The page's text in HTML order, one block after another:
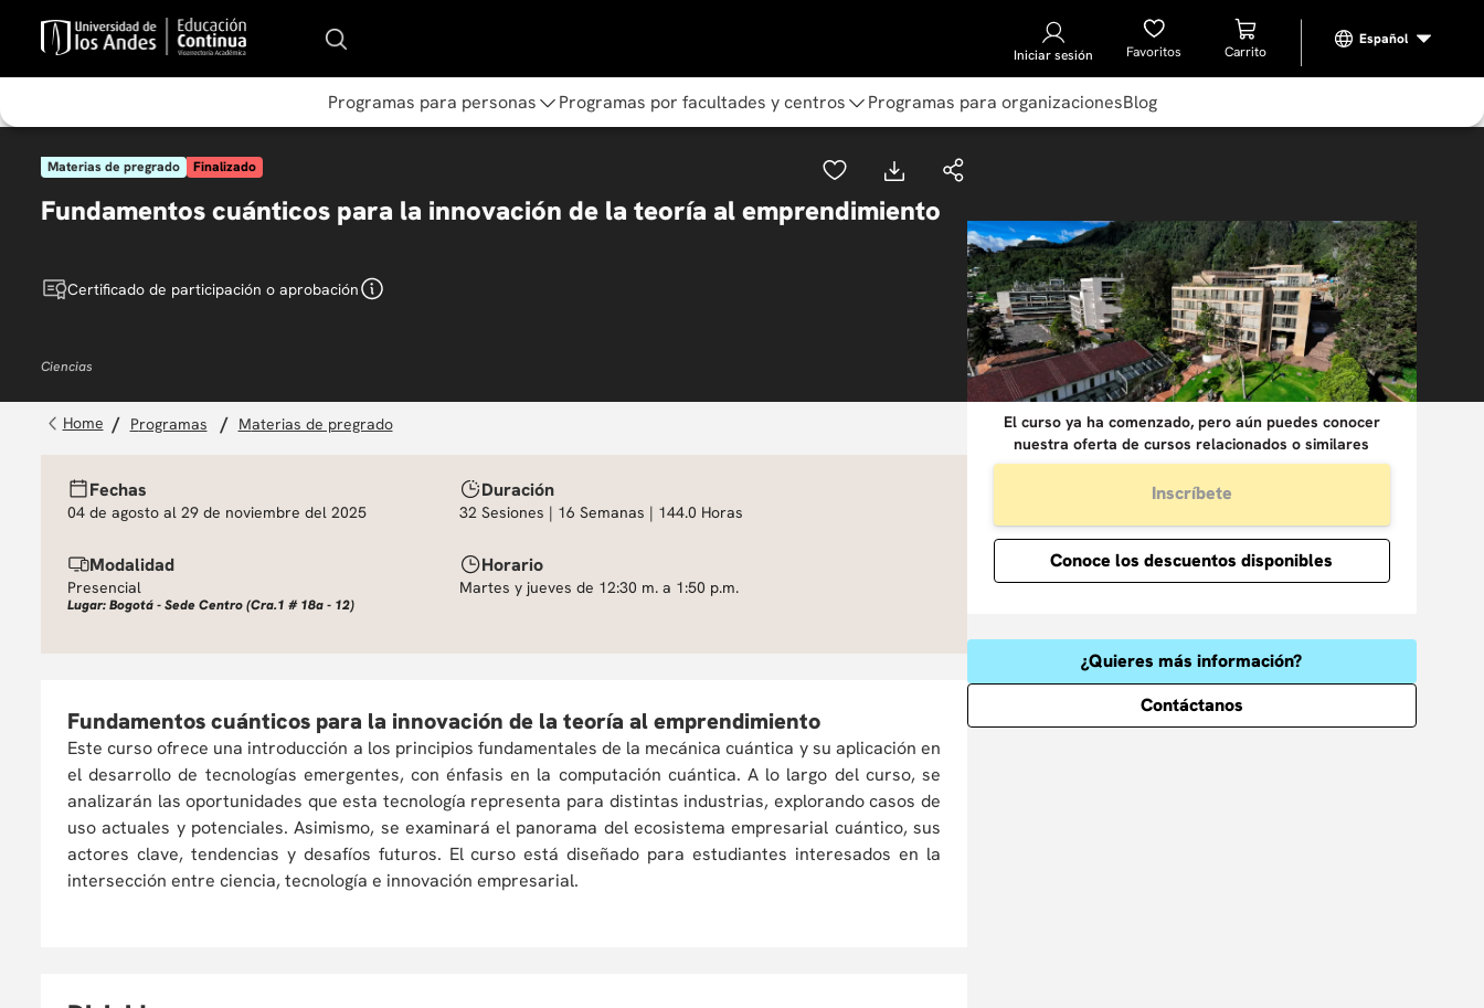
Iniciar sesión Favoritos
Programas para personas Programas por facultades y centros Programas para organizacionesBlog
Materias de pregrado Finalizado
Fundamentos cuánticos para la innovación de la teoría al emprendimiento
Certificado de participación o aprobación
Ciencias
programas materias de pregrado
Fechas
04 de agosto al 29 de noviembre del 2025
Duración
32 Sesiones | 16 Semanas | 144.0 Horas
Modalidad
Presencial
Lugar: Bogotá - Sede Centro (Cra.1 # 18a - 12)
Horario
Martes y jueves de 12:30 m. a 1:50 p.m.
Fundamentos cuánticos para la innovación de la teoría al emprendimiento
Este curso ofrece una introducción a los principios fundamentales de la mecánica cuántica y su aplicación en
el desarrollo de tecnologías emergentes, con énfasis en la computación cuántica. A lo largo del curso, se
analizarán las oportunidades que esta tecnología representa para distintas industrias, explorando casos de
uso actuales y potenciales. Asimismo, se examinará el panorama del ecosistema empresarial cuántico, sus
actores clave, tendencias y desafíos futuros. El curso está diseñado para estudiantes interesados en la
intersección entre ciencia, tecnología e innovación empresarial.
El curso ya ha comenzado, pero aún puedes conocer
nuestra oferta de cursos relacionados o similares
Inscríbete
Conoce los descuentos disponibles
¿Quieres más información?
Contáctanos